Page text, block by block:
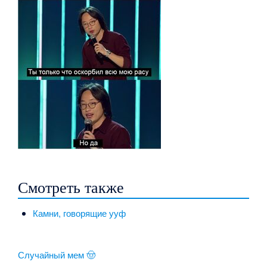
Смотреть также
Камни, говорящие ууф
Случайный мем 🤠